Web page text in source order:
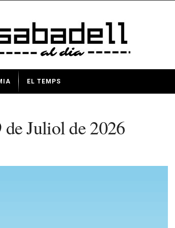
EL TEMPS
Juliol de 2026